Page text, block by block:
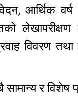
आर्थिक
विवरण
र विशेष